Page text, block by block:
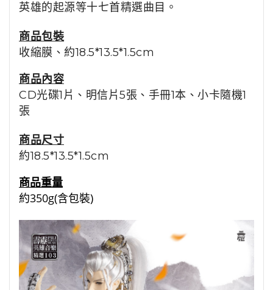
英雄的起源等十七首精選曲目。
商品包裝
收縮膜 、約18.5*13.5*1.5cm
商品內容
CD光碟1片、明信片5張、手冊1本、小卡隨機1
張
商品尺寸
約18.5*13.5*1.5cm
商品重量
約350g(含包裝)